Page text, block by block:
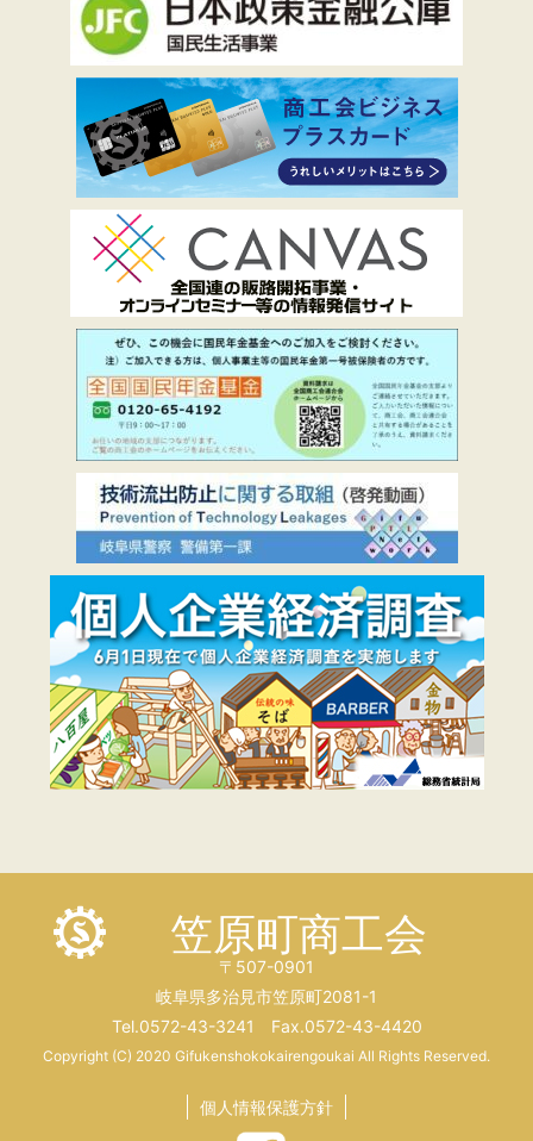
笠原町商工会
〒507-0901
岐阜県多治見市笠原町2081-1
Tel.0572-43-3241 Fax.0572-43-4420
Copyright (C) 2020 Gifukenshokokairengoukai All Rights Reserved.
個人情報保護方針